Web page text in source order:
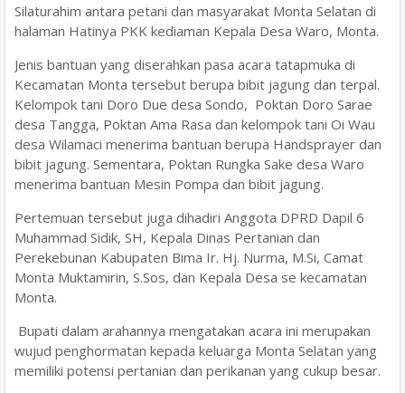
Silaturahim antara petani dan masyarakat Monta Selatan di
halaman Hatinya PKK kediaman Kepala Desa Waro, Monta.
Jenis bantuan yang diserahkan pasa acara tatapmuka di
Kecamatan Monta tersebut berupa bibit jagung dan terpal.
Kelompok tani Doro Due desa Sondo, Poktan Doro Sarae
desa Tangga, Poktan Ama Rasa dan kelompok tani Oi Wau
desa Wilamaci menerima bantuan berupa Handsprayer dan
bibit jagung. Sementara, Poktan Rungka Sake desa Waro
menerima bantuan Mesin Pompa dan bibit jagung.
Pertemuan tersebut juga dihadiri Anggota DPRD Dapil 6
Muhammad Sidik, SH, Kepala Dinas Pertanian dan
Perekebunan Kabupaten Bima Ir. Hj. Nurma, M.Si, Camat
Monta Muktamirin, S.Sos, dan Kepala Desa se kecamatan
Monta.
Bupati dalam arahannya mengatakan acara ini merupakan
wujud penghormatan kepada keluarga Monta Selatan yang
memiliki potensi pertanian dan perikanan yang cukup besar.